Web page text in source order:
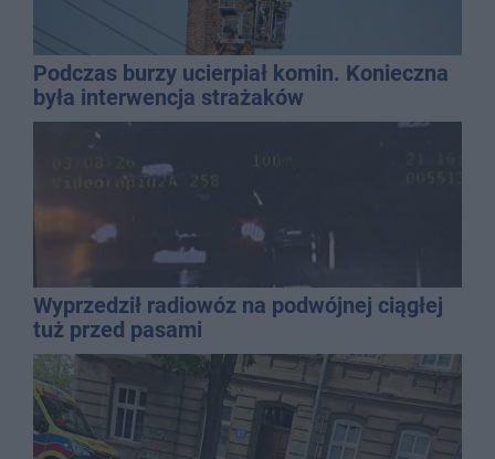
Podczas burzy ucierpiał komin. Konieczna
była interwencja strażaków
Wyprzedził radiowóz na podwójnej ciągłej
tuż przed pasami